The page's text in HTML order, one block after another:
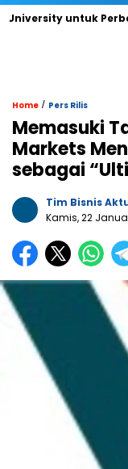
untuk
Home / Pers Rilis
Memasuki
Markets
sebagai
Tim Bisnis
Kamis, 22